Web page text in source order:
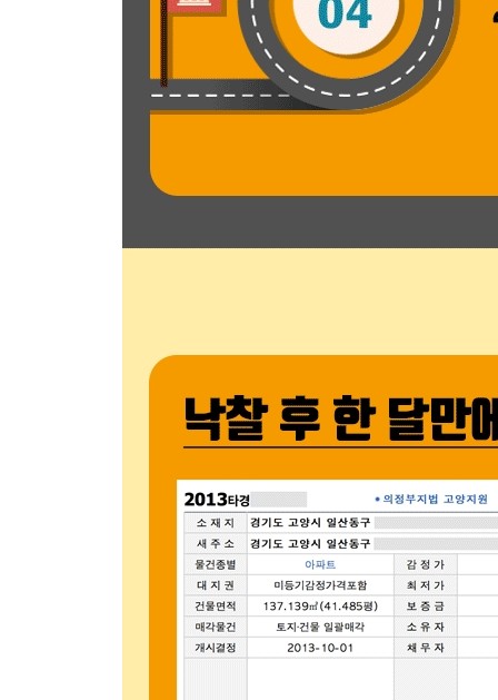
2. 두 번째 대면 - 이사비 협상
3. 명도 마무리 - 점유자를 배려하면 웃으며 헤어질
- 명도를 위한 법적인 절차
1. 인도명령은 잔금 납부와 동시에 신청하자
[step 3] 임대 및 매매
- 매물 등록 방법 1 : 공인중개사에 의뢰
1. 빨리 거래하려면 여러 곳에 내놓는 것이 유리하
2. 단골 중개사무소를 만들고 싶다면 몇 군데만 의
3. 내 물건을 우선순위로 만들려면 전단지를 활용
1. 부동산 앱에 매물 등록
2. 현수막 광고
3. 블로그나 맘 카페에 게시
┃생생 경험담┃부동산 경매 이렇게 쉬웠어?
- 단 24시간 만에 2,700만 원 수익 내기